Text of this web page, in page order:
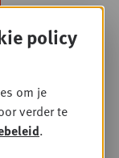
policy
om je
verder te
.